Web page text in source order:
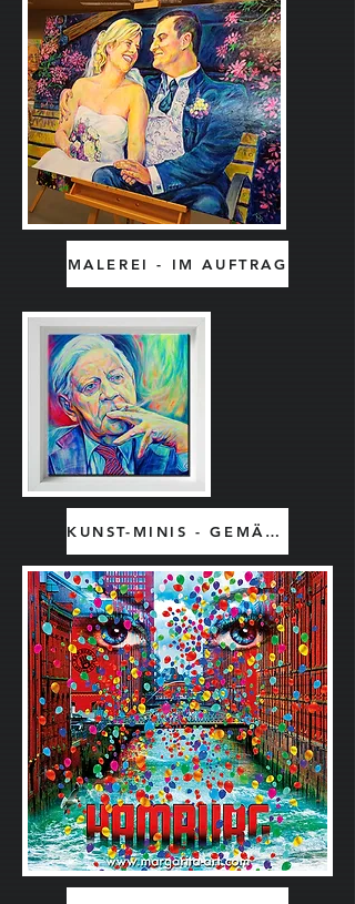
MALEREI - IM AUFTRAG
KUNST-MINIS - GEMÄLDE